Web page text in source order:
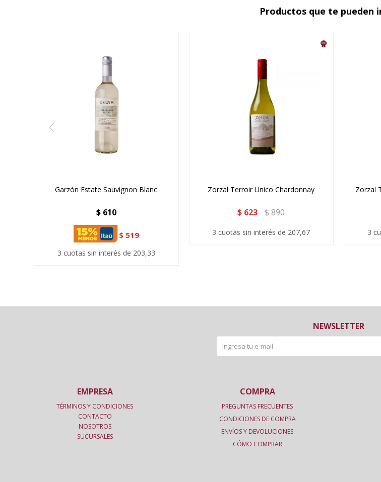
Productos que te pueden
Garzón Estate Sauvignon Blanc
$ 610
$ 519
3 cuotas sin interés de 203,33
Zorzal Terroir Unico Chardonnay
$ 623 $890
3 cuotas sin interés de 207,67
Zorzal
3
NEWSLETTER
EMPRESA
TÉRMINOS Y CONDICIONES
CONTACTO
NOSOTROS
SUCURSALES
COMPRA
PREGUNTAS FRECUENTES
CONDICIONES DE COMPRA
ENVÍOS Y DEVOLUCIONES
CÓMO COMPRAR